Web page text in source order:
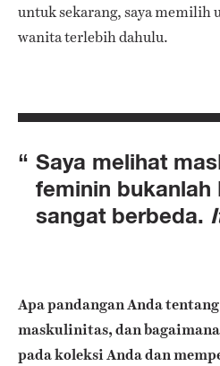
untuk sekarang, saya memilih
wanita terlebih dahulu.
Saya melihat
feminin bukanlah
sangat berbeda.
Apa pandangan Anda
maskulinitas, dan
pada koleksi Anda dan